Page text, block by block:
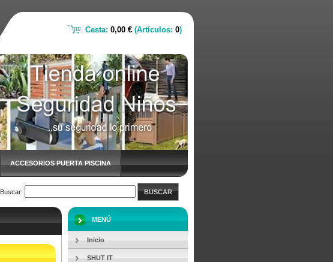
ACCESORIOS PUERTA PISCINA
Buscar: BUSCAR
MENÚ
Inicio
SHUT IT
Cesta: 0,00 € (Artículos: 0)